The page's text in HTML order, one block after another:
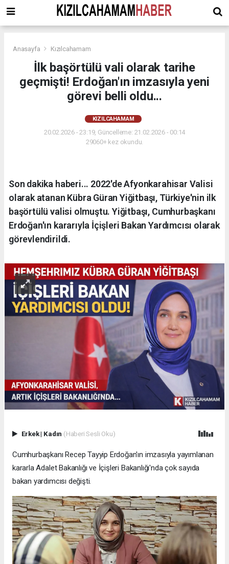
Anasayfa Kızılcahamam
İlk başörtülü vali olarak tarihe
geçmişti! Erdoğan'ın imzasıyla yeni
görevi belli oldu...
KIZILCAHAMAM
20.02.2026 - 23:19, Güncelleme: 21.02.2026 - 00:14
29060+ kez okundu.
Son dakika haberi... 2022'de Afyonkarahisar Valisi
olarak atanan Kübra Güran Yiğitbaşı, Türkiye'nin ilk
başörtülü valisi olmuştu. Yiğitbaşı, Cumhurbaşkanı
Erdoğan'ın kararıyla İçişleri Bakan Yardımcısı olarak
görevlendirildi.
Erkek| Kadın (Haberi Sesli Oku)
Cumhurbaşkanı Recep Tayyip Erdoğan'ın imzasıyla yayımlanan
kararla Adalet Bakanlığı ve İçişleri Bakanlığı'nda çok sayıda
bakan yardımcısı değişti.